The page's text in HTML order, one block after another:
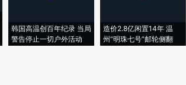
韩国高温创百年纪录 当局
警告停止一切户外活动
造价2.8亿闲置14年 温
州“明珠七号”邮轮侧翻